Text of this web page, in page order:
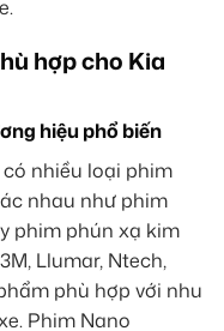
hợp cho Kia
hiệu phổ biến
nhiều loại phim
nhau như phim
phim phún xạ kim
Llumar, Ntech,
phù hợp với nhu
Phim Nano